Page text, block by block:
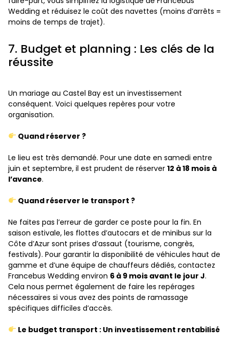
Wedding et réduisez le coût des navettes (moins d’arrêts =
moins de temps de trajet).
7. Budget et planning : Les clés de la
réussite
Un mariage au Castel Bay est un investissement
conséquent. Voici quelques repères pour votre
organisation.
Quand réserver ?
Le lieu est très demandé. Pour une date en samedi entre
juin et septembre, il est prudent de réserver 12 à 18 mois à
l’avance.
Quand réserver le transport ?
Ne faites pas l’erreur de garder ce poste pour la fin. En
saison estivale, les flottes d’autocars et de minibus sur la
Côte d’Azur sont prises d’assaut (tourisme, congrès,
festivals). Pour garantir la disponibilité de véhicules haut de
gamme et d’une équipe de chauffeurs dédiés, contactez
Francebus Wedding environ 6 à 9 mois avant le jour J.
Cela nous permet également de faire les repérages
nécessaires si vous avez des points de ramassage
spécifiques difficiles d’accès.
Le budget transport : Un investissement rentabilisé